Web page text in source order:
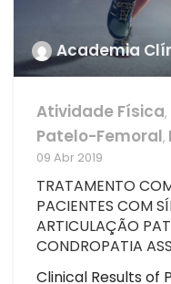
Academia
Atividade Física,
Patelo-Femoral,
09 Abr 2019
TRATAMENTO
PACIENTES COM
ARTICULAÇÃO
CONDROPATIA
Clinical Results of